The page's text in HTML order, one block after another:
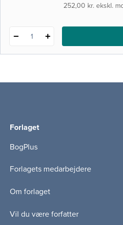
252,00 kr. ekskl.
1
Forlaget
BogPlus
Forlagets medarbejdere
Om forlaget
Vil du være forfatter